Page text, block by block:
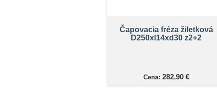
Čapovacia fréza žiletková
D250xl14xd30 z2+2
Cena: 282,90 €